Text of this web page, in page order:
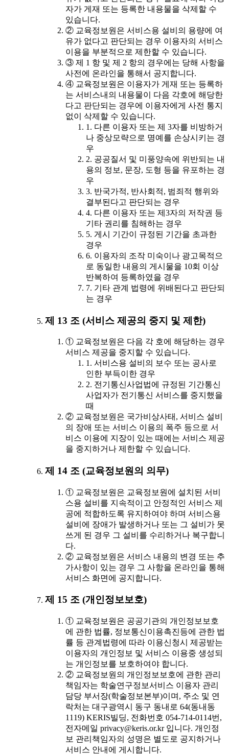
자가 게재 또는 등록한 내용물을 삭제할 수
있습니다.
② 교육정보원은 서비스용 설비의 용량에 여
유가 없다고 판단되는 경우 이용자의 서비스
이용을 부분적으로 제한할 수 있습니다.
③ 제 1 항 및 제 2 항의 경우에는 당해 사항을
사전에 온라인을 통해서 공지합니다.
④ 교육정보원은 이용자가 게재 또는 등록하
는 서비스내의 내용물이 다음 각호에 해당한
다고 판단되는 경우에 이용자에게 사전 통지
없이 삭제할 수 있습니다.
1. 다른 이용자 또는 제 3자를 비방하거
나 중상모략으로 명예를 손상시키는 경
우
2. 공공질서 및 미풍양속에 위반되는 내
용의 정보, 문장, 도형 등을 유포하는 경
우
3. 반국가적, 반사회적, 범죄적 행위와
결부된다고 판단되는 경우
4. 다른 이용자 또는 제3자의 저작권 등
기타 권리를 침해하는 경우
5. 게시 기간이 규정된 기간을 초과한
경우
6. 이용자의 조작 미숙이나 광고목적으
로 동일한 내용의 게시물을 10회 이상
반복하여 등록하였을 경우
7. 기타 관계 법령에 위배된다고 판단되
는 경우
제 13 조 (서비스 제공의 중지 및 제한)
① 교육정보원은 다음 각 호에 해당하는 경우
서비스 제공을 중지할 수 있습니다.
1. 서비스용 설비의 보수 또는 공사로
인한 부득이한 경우
2. 전기통신사업법에 규정된 기간통신
사업자가 전기통신 서비스를 중지했을
때
② 교육정보원은 국가비상사태, 서비스 설비
의 장애 또는 서비스 이용의 폭주 등으로 서
비스 이용에 지장이 있는 때에는 서비스 제공
을 중지하거나 제한할 수 있습니다.
제 14 조 (교육정보원의 의무)
① 교육정보원은 교육정보원에 설치된 서비
스용 설비를 지속적이고 안정적인 서비스 제
공에 적합하도록 유지하여야 하며 서비스용
설비에 장애가 발생하거나 또는 그 설비가 못
쓰게 된 경우 그 설비를 수리하거나 복구합니
다.
② 교육정보원은 서비스 내용의 변경 또는 추
가사항이 있는 경우 그 사항을 온라인을 통해
서비스 화면에 공지합니다.
제 15 조 (개인정보보호)
① 교육정보원은 공공기관의 개인정보보호
에 관한 법률, 정보통신이용촉진등에 관한 법
률 등 관계법령에 따라 이용신청시 제공받는
이용자의 개인정보 및 서비스 이용중 생성되
는 개인정보를 보호하여야 합니다.
② 교육정보원의 개인정보보호에 관한 관리
책임자는 학술연구정보서비스 이용자 관리
담당 부서장(학술정보본부)이며, 주소 및 연
락처는 대구광역시 동구 동내로 64(동내동
1119) KERIS빌딩, 전화번호 054-714-0114번,
전자메일 privacy@keris.or.kr 입니다. 개인정
보 관리책임자의 성명은 별도로 공지하거나
서비스 안내에 게시합니다.